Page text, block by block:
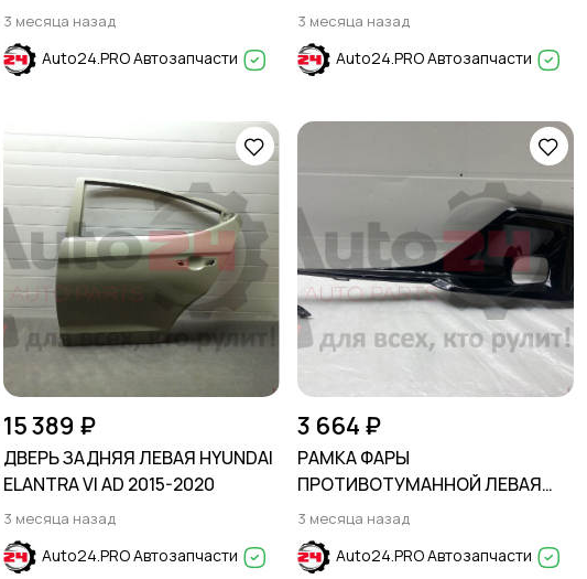
3 месяца назад
Auto24.PRO Автозапчасти
3 месяца назад
Auto24.PRO Автозапчасти
15 389 ₽
ДВЕРЬ ЗАДНЯЯ ЛЕВАЯ HYUNDAI
ELANTRA VI AD 2015-2020
3 месяца назад
Auto24.PRO Автозапчасти
3 664 ₽
РАМКА ФАРЫ
ПРОТИВОТУМАННОЙ ЛЕВАЯ
HONDA ACCORD X 2020-2023
3 месяца назад
Auto24.PRO Автозапчасти